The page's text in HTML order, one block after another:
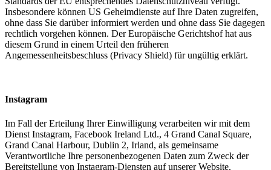
Insbesondere können US Geheimdienste auf Ihre Daten zugreifen,
ohne dass Sie darüber informiert werden und ohne dass Sie dagegen
rechtlich vorgehen können. Der Europäische Gerichtshof hat aus
diesem Grund in einem Urteil den früheren
Angemessenheitsbeschluss (Privacy Shield) für ungültig erklärt.
Instagram
Im Fall der Erteilung Ihrer Einwilligung verarbeiten wir mit dem
Dienst Instagram, Facebook Ireland Ltd., 4 Grand Canal Square,
Grand Canal Harbour, Dublin 2, Irland, als gemeinsame
Verantwortliche Ihre personenbezogenen Daten zum Zweck der
Bereitstellung von Instagram-Diensten auf unserer Website.